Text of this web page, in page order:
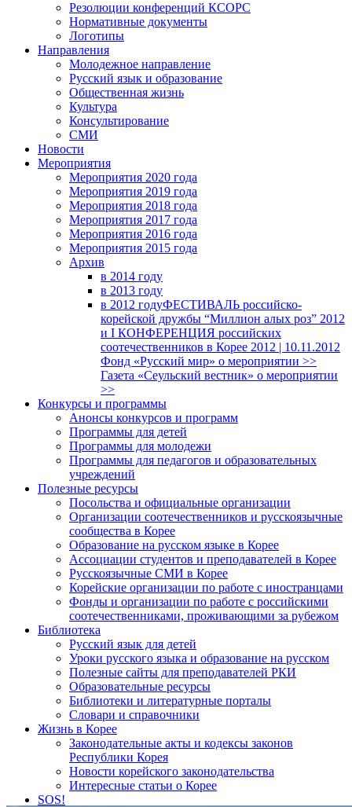
Резолюции конференций КСОРС
Нормативные документы
Логотипы
Направления
Молодежное направление
Русский язык и образование
Общественная жизнь
Культура
Консультирование
СМИ
Новости
Мероприятия
Мероприятия 2020 года
Мероприятия 2019 года
Мероприятия 2018 годa
Мероприятия 2017 года
Мероприятия 2016 года
Мероприятия 2015 года
Архив
в 2014 году
в 2013 году
в 2012 годуФЕСТИВАЛЬ российско-
корейской дружбы “Миллион алых роз” 2012
и I КОНФЕРЕНЦИЯ российских
соотечественников в Корее 2012 | 10.11.2012
Фонд «Русский мир» о мероприятии >>
Газета «Сеульский вестник» о мероприятии
>>
Конкурсы и программы
Анонсы конкурсов и программ
Программы для детей
Программы для молодежи
Программы для педагогов и образовательных
учреждений
Полезные ресурсы
Посольства и официальные организации
Организации соотечественников и русскоязычные
сообщества в Корее
Образование на русском языке в Корее
Ассоциации студентов и преподавателей в Корее
Русскоязычные СМИ в Корее
Корейские организации по работе с иностранцами
Фонды и организации по работе с российскими
соотечественниками, проживающими за рубежом
Библиотека
Русский язык для детей
Уроки русского языка и образование на русском
Полезные сайты для преподавателей РКИ
Образовательные ресурсы
Библиотеки и литературные порталы
Словари и справочники
Жизнь в Корее
Законодательные акты и кодексы законов
Республики Корея
Новости корейского законодательства
Интересные статьи о Корее
SOS!